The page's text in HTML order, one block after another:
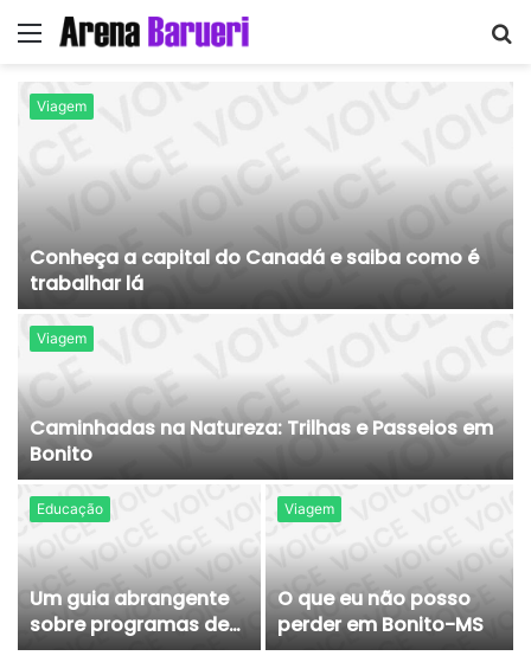
Menu
Viagem
Conheça a capital do Canadá e saiba como é
trabalhar lá
Viagem
Caminhadas na Natureza: Trilhas e Passeios em
Bonito
Educação
Um guia abrangente
sobre programas de
intercâmbio na
Viagem
O que eu não posso
perder em Bonito-MS